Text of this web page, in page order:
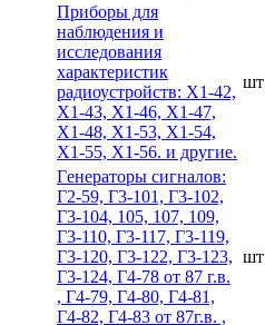
Приборы для
наблюдения и
исследования
характеристик
радиоустройств: Х1-42,
Х1-43, Х1-46, Х1-47,
Х1-48, Х1-53, Х1-54,
Х1-55, Х1-56. и другие.
шт
Гeнepaтopы cигнaлoв:
Г2-59, Г3-101, Г3-102,
Г3-104, 105, 107, 109,
Г3-110, Г3-117, Г3-119,
Г3-120, Г3-122, Г3-123,
Г3-124, Г4-78 от 87 г.в.
, Г4-79, Г4-80, Г4-81,
Г4-82, Г4-83 от 87г.в. ,
шт